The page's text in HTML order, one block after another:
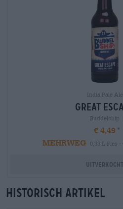
India Pale Ale
great
Buddelship
€ 4,49
MEHRWEG
0,33 L Fles -
Uitverkocht
Historisch artikel